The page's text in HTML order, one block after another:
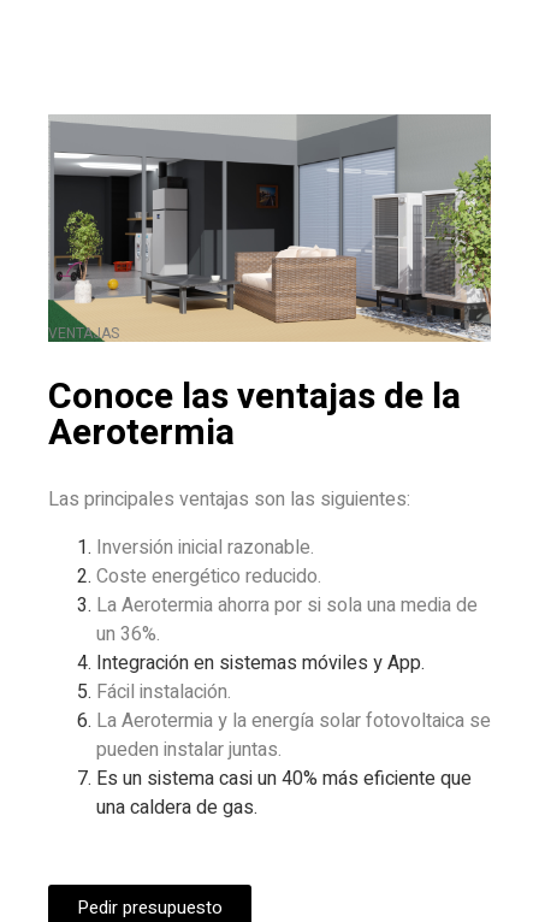
VENTAJAS
Conoce las ventajas de la
Aerotermia
Las principales ventajas son las siguientes:
Inversión inicial razonable.
Coste energético reducido.
La Aerotermia ahorra por si sola una media de
un 36%.
Integración en sistemas móviles y App.
Fácil instalación.
La Aerotermia y la energía solar fotovoltaica se
pueden instalar juntas.
Es un sistema casi un 40% más eficiente que
una caldera de gas.
Pedir presupuesto